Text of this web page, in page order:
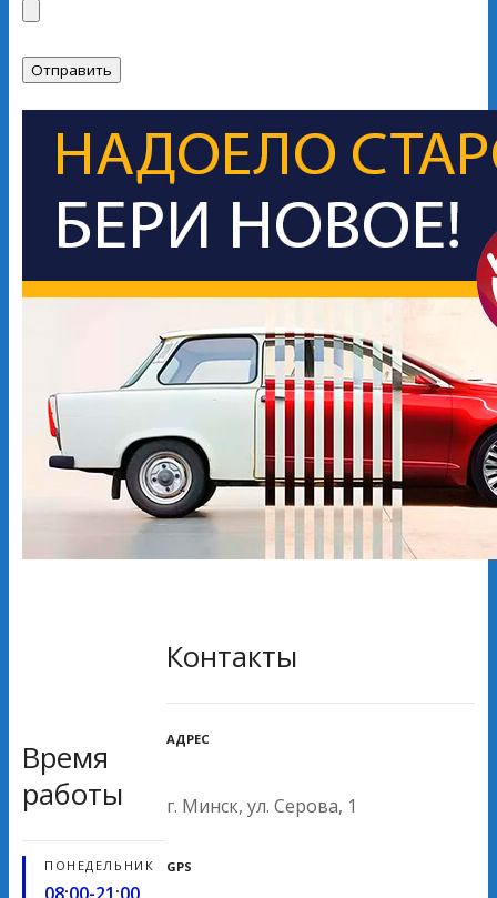
Время
работы
ПОНЕДЕЛЬНИК
Контакты
АДРЕС
г. Минск, ул. Серова, 1
GPS